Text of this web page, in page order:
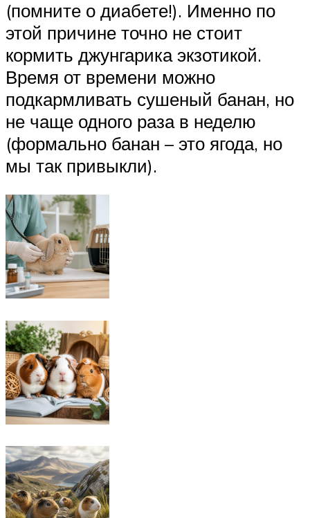
(помните о диабете!). Именно по
этой причине точно не стоит
кормить джунгарика экзотикой.
Время от времени можно
подкармливать сушеный банан, но
не чаще одного раза в неделю
(формально банан – это ягода, но
мы так привыкли).